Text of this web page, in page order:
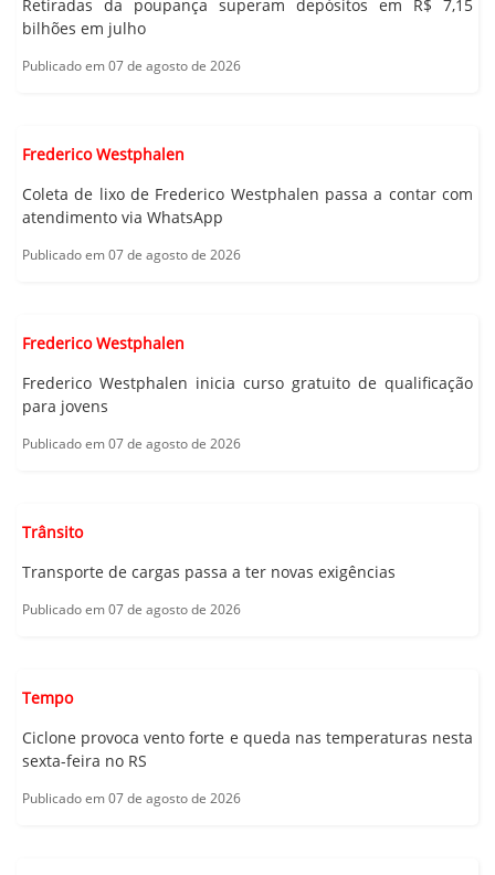
Retiradas da poupança superam depósitos em R$ 7,15
bilhões em julho
Publicado em 07 de agosto de 2026
Frederico Westphalen
Coleta de lixo de Frederico Westphalen passa a contar com
atendimento via WhatsApp
Publicado em 07 de agosto de 2026
Frederico Westphalen
Frederico Westphalen inicia curso gratuito de qualificação
para jovens
Publicado em 07 de agosto de 2026
Trânsito
Transporte de cargas passa a ter novas exigências
Publicado em 07 de agosto de 2026
Tempo
Ciclone provoca vento forte e queda nas temperaturas nesta
sexta-feira no RS
Publicado em 07 de agosto de 2026